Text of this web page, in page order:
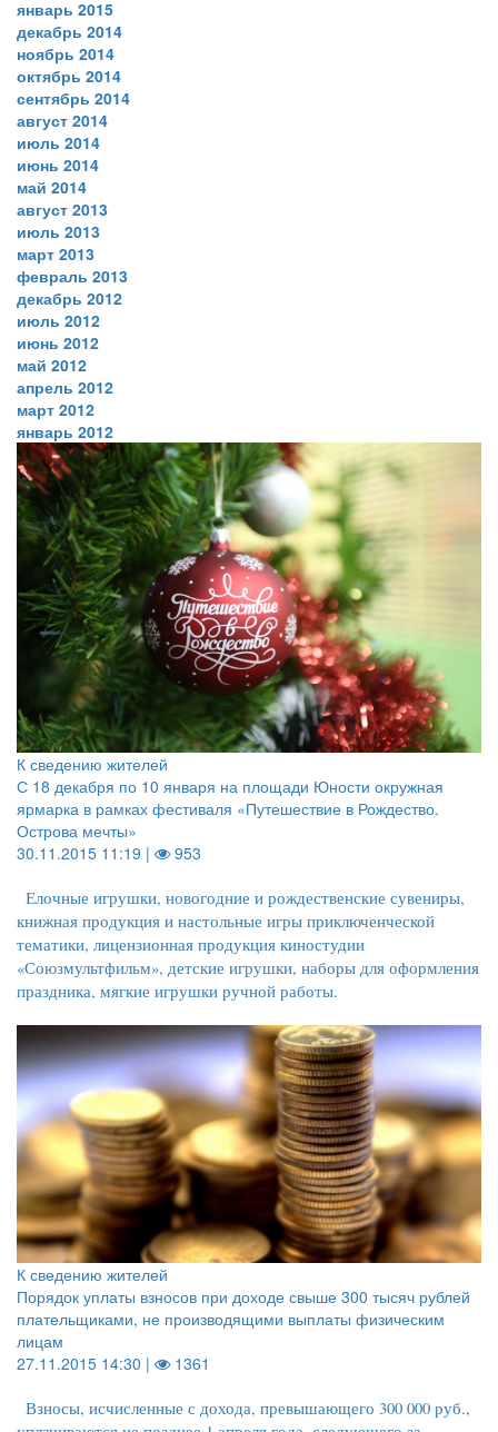
январь 2015
декабрь 2014
ноябрь 2014
октябрь 2014
сентябрь 2014
август 2014
июль 2014
июнь 2014
май 2014
август 2013
июль 2013
март 2013
февраль 2013
декабрь 2012
июль 2012
июнь 2012
май 2012
апрель 2012
март 2012
январь 2012
К сведению жителей
С 18 декабря по 10 января на площади Юности окружная
ярмарка в рамках фестиваля «Путешествие в Рождество.
Острова мечты»
30.11.2015 11:19 |
953
Елочные игрушки, новогодние и рождественские сувениры,
книжная продукция и настольные игры приключенческой
тематики, лицензионная продукция киностудии
«Союзмультфильм», детские игрушки, наборы для оформления
праздника, мягкие игрушки ручной работы.
К сведению жителей
Порядок уплаты взносов при доходе свыше 300 тысяч рублей
плательщиками, не производящими выплаты физическим
лицам
27.11.2015 14:30 |
1361
Взносы, исчисленные с дохода, превышающего 300 000 руб.,